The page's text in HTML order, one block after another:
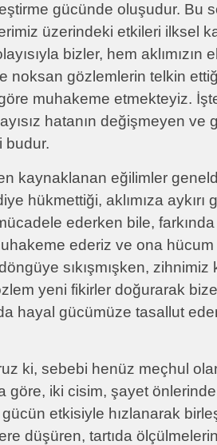
gücünde oluşudur. Bu
üzerindeki etkileri ilksel
bizler, hem aklımızın
noksan gözlemlerin telkin
muhakeme etmekteyiz.
hatanın değişmeyen ve
budur.
kaynaklanan eğilimler
hükmettiği, aklımıza aykırı
ederken bile,
ederiz ve ona
sıkışmışken,
yeni fikirler doğurarak
hayal gücümüze tasallut
ki, sebebi henüz meçhul
göre, iki cisim, şayet
etkisiyle hızlanarak
düşüren, tartıda